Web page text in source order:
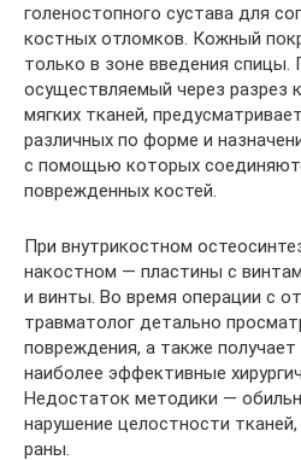
голеностопного сустава для
костных отломков. Кожный
только в зоне введения спицы.
осуществляемый через разрез
мягких тканей,
различных по форме и
с помощью которых
поврежденных костей.
При внутрикостном
накостном — пластины с
и винты. Во время операции с
травматолог детально
повреждения, а также
наиболее эффективные
Недостаток методики —
нарушение целостности
раны.